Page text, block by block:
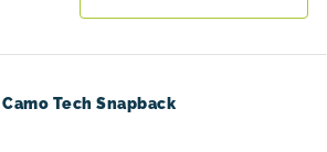
Tech Snapback